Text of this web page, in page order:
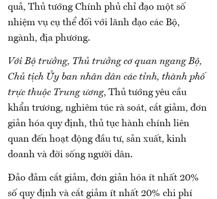
quả, Thủ tướng Chính phủ chỉ đạo một số
nhiệm vụ cụ thể đối với lãnh đạo các Bộ,
ngành, địa phương.
Với Bộ trưởng, Thủ trưởng cơ quan ngang Bộ,
Chủ tịch Ủy ban nhân dân các tỉnh, thành phố
trực thuộc Trung ương, Thủ tướng yêu cầu
khẩn trương, nghiêm túc rà soát, cắt giảm, đơn
giản hóa quy định, thủ tục hành chính liên
quan đến hoạt động đầu tư, sản xuất, kinh
doanh và đời sống người dân.
Đảo đảm cắt giảm, đơn giản hóa ít nhất 20%
số quy định và cắt giảm ít nhất 20% chi phí